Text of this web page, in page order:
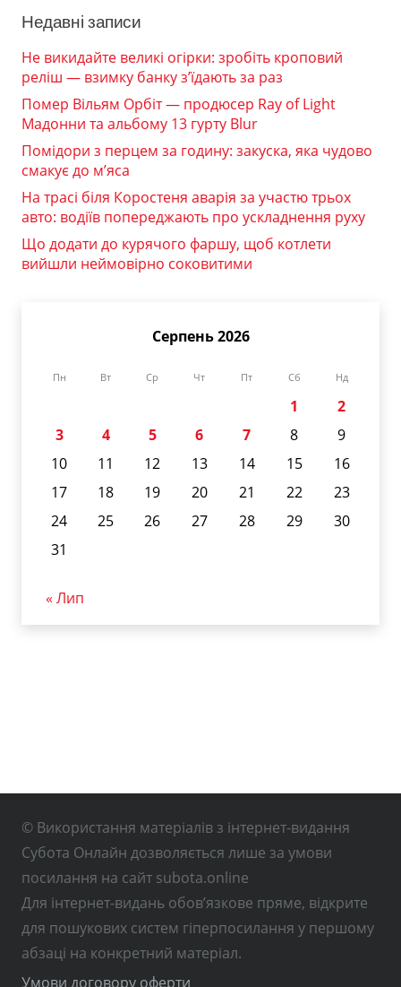
Недавні записи
Не викидайте великі огірки: зробіть кроповий
реліш — взимку банку з’їдають за раз
Помер Вільям Орбіт — продюсер Ray of Light
Мадонни та альбому 13 гурту Blur
Помідори з перцем за годину: закуска, яка чудово
смакує до м’яса
На трасі біля Коростеня аварія за участю трьох
авто: водіїв попереджають про ускладнення руху
Що додати до курячого фаршу, щоб котлети
вийшли неймовірно соковитими
Серпень 2026
Пн Вт Ср Чт Пт Сб Нд
1
2
3
4 5 6 7 8
9
10
11 12 13 14 15
16
17
18 19 20 21 22
23
24
25 26 27 28 29
30
31
« Лип
© Використання матеріалів з інтернет-видання
Субота Онлайн дозволяється лише за умови
посилання на сайт subota.online
Для інтернет-видань обов’язкове пряме, відкрите
для пошукових систем гіперпосилання у першому
абзаці на конкретний матеріал.
Умови договору оферти